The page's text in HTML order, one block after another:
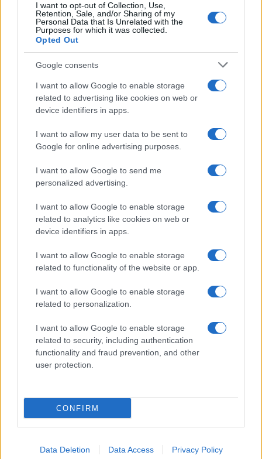
I want to opt-out of Collection, Use,
Retention, Sale, and/or Sharing of my
Personal Data that Is Unrelated with the
Purposes for which it was collected.
Opted Out
Google consents
I want to allow Google to enable storage
related to advertising like cookies on web or
device identifiers in apps.
I want to allow my user data to be sent to
Google for online advertising purposes.
I want to allow Google to send me
personalized advertising.
I want to allow Google to enable storage
related to analytics like cookies on web or
device identifiers in apps.
I want to allow Google to enable storage
related to functionality of the website or app.
I want to allow Google to enable storage
related to personalization.
I want to allow Google to enable storage
related to security, including authentication
functionality and fraud prevention, and other
user protection.
CONFIRM
Data Deletion Data Access Privacy Policy